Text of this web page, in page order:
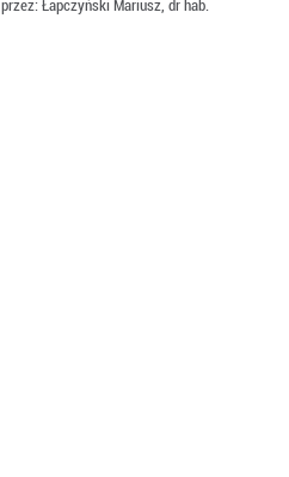
przez: Łapczyński Mariusz, dr hab.